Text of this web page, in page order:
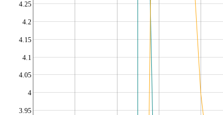
3.95
4
4.05
4.1
4.15
4.2
4.25